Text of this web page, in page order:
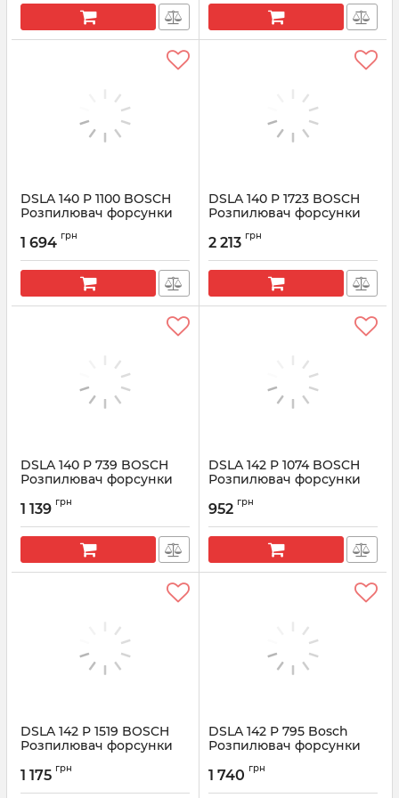
DSLA 140 P 1100 BOSCH
Розпилювач форсунки
Артикул:
1 694 грн
DSLA 140 P 1723 BOSCH
Розпилювач форсунки
Артикул:
2 213 грн
DSLA 140 P 739 BOSCH
Розпилювач форсунки
Артикул:
1 139 грн
DSLA 142 P 1074 BOSCH
Розпилювач форсунки
Артикул:
952 грн
DSLA 142 P 1519 BOSCH
Розпилювач форсунки
Артикул:
1 175 грн
DSLA 142 P 795 Bosсh
Розпилювач форсунки
Артикул:
1 740 грн